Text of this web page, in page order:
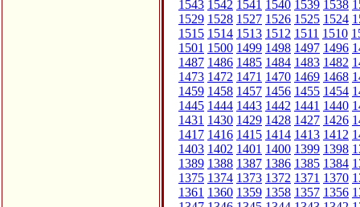
1543 1542 1541 1540 1539 1538
1529 1528 1527 1526 1525 1524
1515 1514 1513 1512 1511 1510
1501 1500 1499 1498 1497 1496
1487 1486 1485 1484 1483 1482
1473 1472 1471 1470 1469 1468
1459 1458 1457 1456 1455 1454
1445 1444 1443 1442 1441 1440
1431 1430 1429 1428 1427 1426
1417 1416 1415 1414 1413 1412
1403 1402 1401 1400 1399 1398
1389 1388 1387 1386 1385 1384
1375 1374 1373 1372 1371 1370
1361 1360 1359 1358 1357 1356